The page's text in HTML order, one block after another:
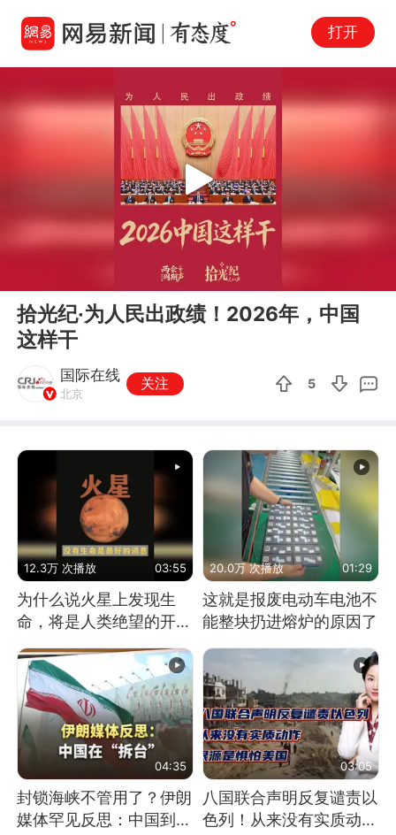
打开
Play
拾光纪·为人民出政绩！2026年，中国
这样干
国际在线
北京
关注 5
12.3万 次播放 03:55
为什么说火星上发现生
命，将是人类绝望的开
始？
20.0万 次播放 01:29
这就是报废电动车电池不
能整块扔进熔炉的原因了
04:35
封锁海峡不管用了？伊朗
媒体罕见反思：中国到底
03:05
八国联合声明反复谴责以
色列！从来没有实质动